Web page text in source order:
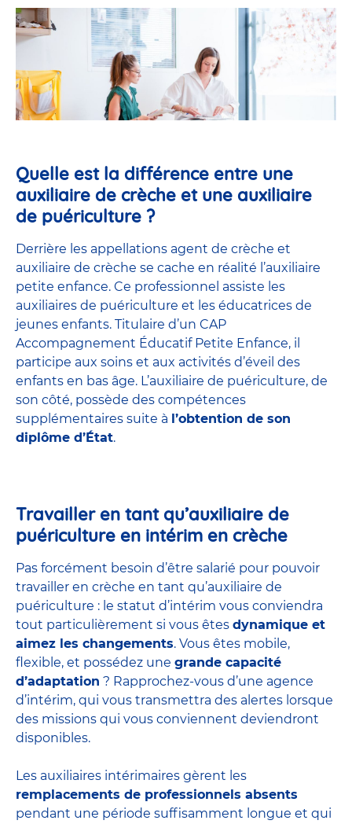
Quelle est la différence entre une
auxiliaire de crèche et une auxiliaire
de puériculture ?
Derrière les appellations agent de crèche et
auxiliaire de crèche se cache en réalité l’auxiliaire
petite enfance. Ce professionnel assiste les
auxiliaires de puériculture et les éducatrices de
jeunes enfants. Titulaire d’un CAP
Accompagnement Éducatif Petite Enfance, il
participe aux soins et aux activités d’éveil des
enfants en bas âge. L’auxiliaire de puériculture, de
son côté, possède des compétences
supplémentaires suite à l’obtention de son
diplôme d’État.
Travailler en tant qu’auxiliaire de
puériculture en intérim en crèche
Pas forcément besoin d’être salarié pour pouvoir
travailler en crèche en tant qu’auxiliaire de
puériculture : le statut d’intérim vous conviendra
tout particulièrement si vous êtes dynamique et
aimez les changements. Vous êtes mobile,
flexible, et possédez une grande capacité
d’adaptation ? Rapprochez-vous d’une agence
d’intérim, qui vous transmettra des alertes lorsque
des missions qui vous conviennent deviendront
disponibles.
Les auxiliaires intérimaires gèrent les
remplacements de professionnels absents
pendant une période suffisamment longue et qui